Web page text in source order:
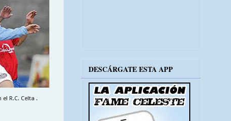
R.C. Celta .
DESCÁRGATE ESTA APP